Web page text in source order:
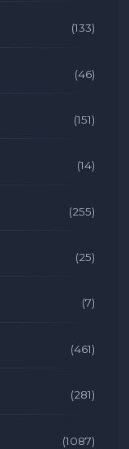
(133)
(46)
(151)
(14)
(255)
(25)
(7)
(461)
(281)
(1087)